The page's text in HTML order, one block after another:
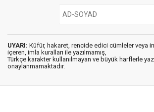
UYARI: Küfür, hakaret, rencide edici cümleler veya
içeren, imla kuralları ile yazılmamış,
Türkçe karakter kullanılmayan ve büyük harflerle
onaylanmamaktadır.